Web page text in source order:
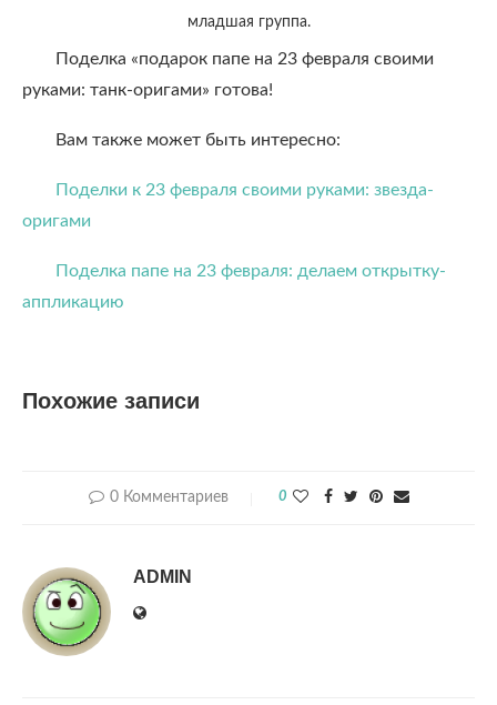
младшая группа.
Поделка «подарок папе на 23 февраля своими
руками: танк-оригами» готова!
Вам также может быть интересно:
Поделки к 23 февраля своими руками: звезда-
оригами
Поделка папе на 23 февраля: делаем открытку-
аппликацию
Похожие записи
0 Комментариев 0
ADMIN